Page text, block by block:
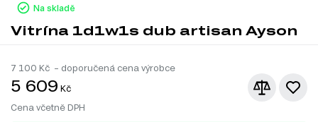
Na skladě
Vitrína 1d1w1s dub artisan Ayson
7 100 Kč – doporučená cena výrobce
5 609 Kč
Cena včetně DPH